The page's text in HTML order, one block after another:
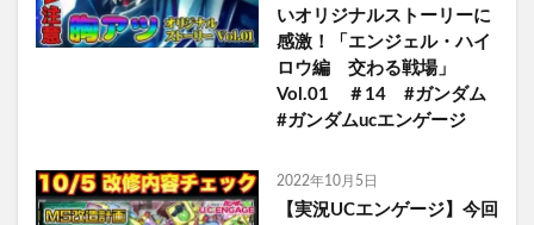
いオリジナルストーリーに
感激！「エンジェル・ハイ
ロウ編 交わる戦場」
Vol.01 ＃14 #ガンダム
#ガンダムucエンゲージ
2022年10月5日
【実況UCエンゲージ】今回